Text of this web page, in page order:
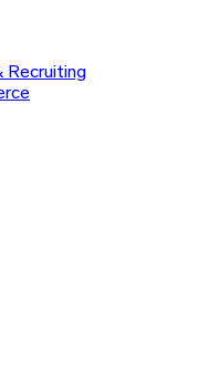
Recruiting